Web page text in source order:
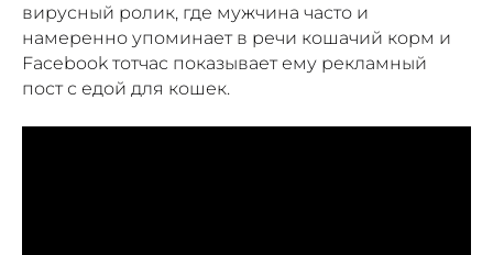
вирусный ролик, где мужчина часто и
намеренно упоминает в речи кошачий корм и
Facebook тотчас показывает ему рекламный
пост с едой для кошек.